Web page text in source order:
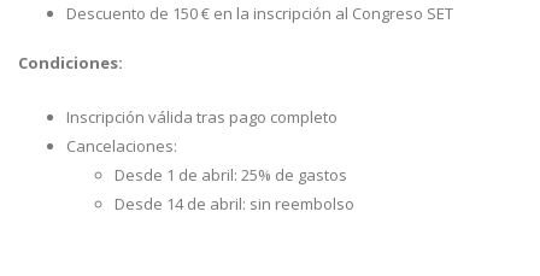
Descuento de 150 € en la inscripción al Congreso SET
Condiciones:
Inscripción válida tras pago completo
Cancelaciones:
Desde 1 de abril: 25% de gastos
Desde 14 de abril: sin reembolso